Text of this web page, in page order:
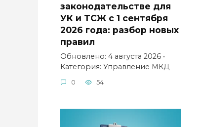
законодательстве для
УК и ТСЖ с 1 сентября
2026 года: разбор новых
правил
Обновлено: 4 августа 2026 •
Категория: Управление МКД
0 54